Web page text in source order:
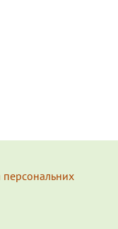
персональних